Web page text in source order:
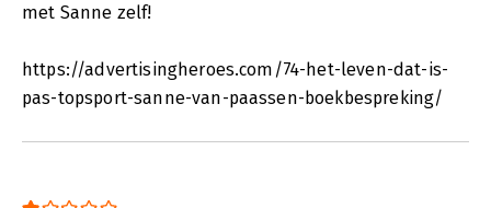
met Sanne zelf!
https://advertisingheroes.com/74-het-leven-dat-is-
pas-topsport-sanne-van-paassen-boekbespreking/